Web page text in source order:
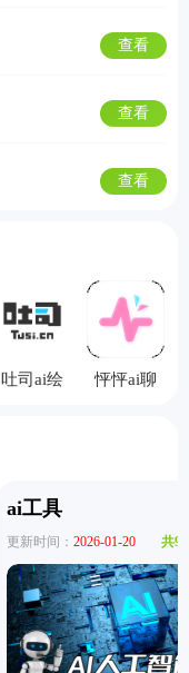
查看
查看
查看
吐司ai绘
怦怦ai聊
ai工具
更新时间： 2026-01-20 共